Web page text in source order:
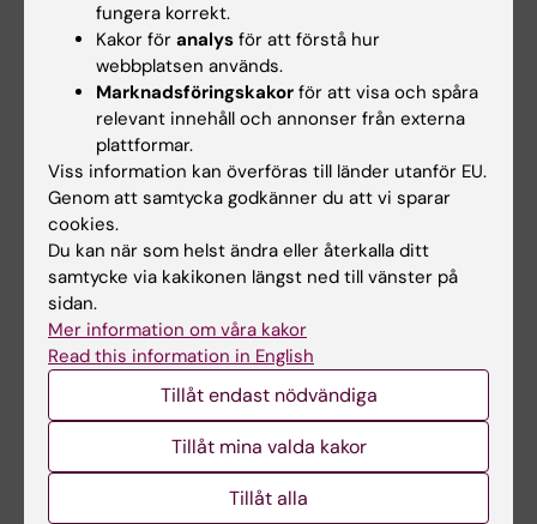
Student på KI
Här hittar du information om sådant som rör dina
studier och studentlivet på KI - från studiestart till
fungera korrekt.
Kakor för analys för att förstå hur
webbplatsen används.
Marknadsföringskakor för att visa och spåra
relevant innehåll och annonser från externa
plattformar.
Viss information kan överföras till länder utanför EU.
Genom att samtycka godkänner du att vi sparar
cookies.
Du kan när som helst ändra eller återkalla ditt
samtycke via kakikonen längst ned till vänster på
sidan.
Mer information om våra kakor
Read this information in English
Tillåt endast nödvändiga
Tillåt mina valda kakor
Tillåt alla